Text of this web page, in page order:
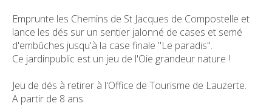
Emprunte les Chemins de St Jacques de Compostelle et
lance les dés sur un sentier jalonné de cases et semé
d'embûches jusqu'à la case finale "Le paradis".
Ce jardinpublic est un jeu de l'Oie grandeur nature !
Jeu de dés à retirer à l'Office de Tourisme de Lauzerte.
A partir de 8 ans.